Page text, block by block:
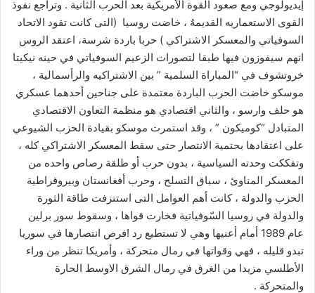
إيديولوجي ومع صعود القوة ألأمريكية بعد الحرب الثانية . وتراجع نفوذ
القوى الاستعماريه القديمهٌ ، خاضت روسيا (التى كانت تقود الاتحاد
السوفياتي والمعسكر الاشتراكي ) حربا باردة شرسة، اعتقد الروس
انهم سيفوزون فيها طبقا لتصورات الزعيم السوفياتي في حينه نيكيتا
خروتشوف في “المباراة السلمية ” بين الاشتراكيه والرأسمالية ،
موسكو خاضت الحرب الباردة معتمدة على جناحين أحدهما عسكري
هو حلف وارسو ، والثاني اقتصادي هو منظمة التعاون الاقتصادي
المتبادل “كوميكون ” ، وقد استمرت موسكو بقيادة الحزب الشيوعي
على اعتقادها بحتمية الانتصار حتى سقط المعسكر الاشتراكي كله ،
وتفككت وحدته السياسية ، بدون حرب أو طلقة رصاص واحده من
المعسكر المناوئ ، سباق التسلح ، وحرب أفغانستان وبيروقراطية
الحزب والدولة ، كانت أهم العوامل التى استنزفت طاقة الثورة
والدولة في روسيا السّوفياتية فخارت قواها ، وسقوط سور برلين
عام 1989 أمام أعنيها وهي لا تستطيع رد !فرص انتصارها في سوريا
تبدو قليله ، فهي وقواتها في رمال متحركة ، وأمريكا تنظر من وراء
الأطلسي مزيدا من الغرق في رمال الشرق الاوسط الحارة
والمتحركة .